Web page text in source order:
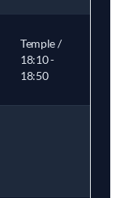
Temple /
18:10 -
18:50